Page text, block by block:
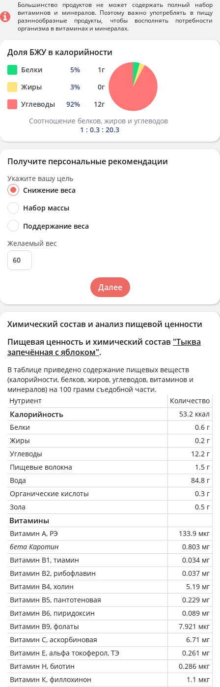
Химический состав и анализ пищевой ценности
Пищевая ценность и химический состав "Тыква
запечённая с яблоком".
В таблице приведено содержание пищевых веществ
(калорийности, белков, жиров, углеводов, витаминов и
минералов) на 100 грамм съедобной части.
Нутриент
Количество
Калорийность
53.2 ккал
Белки
0.6 г
Жиры
0.2 г
Углеводы
12.2 г
Пищевые волокна
1.5 г
Вода
84.8 г
Органические кислоты
0.3 г
Зола
0.5 г
Витамины
Витамин А, РЭ
133.9 мкг
бета Каротин
0.803 мг
Витамин В1, тиамин
0.034 мг
Витамин В2, рибофлавин
0.037 мг
Витамин В4, холин
5.19 мг
Витамин В5, пантотеновая
0.229 мг
Витамин В6, пиридоксин
0.089 мг
Витамин В9, фолаты
7.921 мкг
Витамин C, аскорбиновая
6.71 мг
Витамин Е, альфа токоферол, ТЭ
0.261 мг
Витамин Н, биотин
0.286 мкг
Витамин К, филлохинон
1.1 мкг
Большинство продуктов не может содержать полный набор
витаминов и минералов. Поэтому важно употреблять в пищу
разннообразные продукты, чтобы восполнять потребности
организма в витаминах и минералах.
Доля БЖУ в калорийности
Белки 5% 1г
Жиры
3% 0г
Углеводы
92% 12г
Соотношение белков, жиров и углеводов
1 : 0.3 : 20.3
Получите персональные рекомендации
Укажите вашу цель
Снижение веса
Набор массы
Поддержание веса
Желаемый вес
Далее